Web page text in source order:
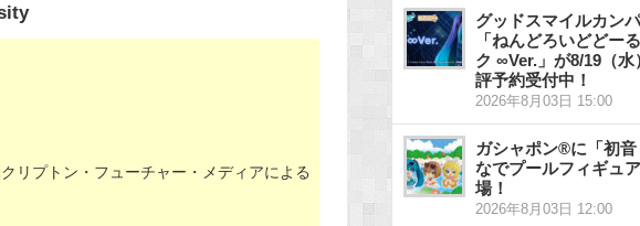
リプトン・フューチャー・メディアによる
グッドスマイルカン
「ねんどろいどどー
ク ∞Ver.」が8/19（水
評予約受付中！
2026年8月03日 15:00
ガシャポン®に「初
なでプールフィギュ
場！
2026年8月03日 12:00